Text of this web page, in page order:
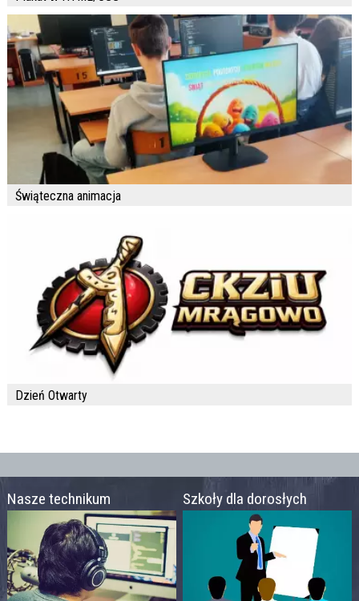
Świąteczna animacja
Dzień Otwarty
Nasze technikum Szkoły dla dorosłych